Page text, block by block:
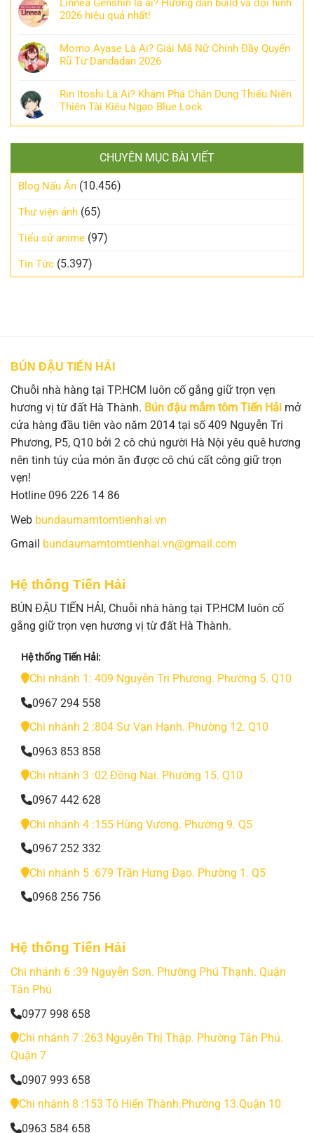
Linnea Genshin là ai? Hướng dẫn build và đội hình
2026 hiệu quả nhất!
Momo Ayase Là Ai? Giải Mã Nữ Chính Đầy Quyến
Rũ Từ Dandadan 2026
Rin Itoshi Là Ai? Khám Phá Chân Dung Thiếu Niên
Thiên Tài Kiêu Ngạo Blue Lock
CHUYÊN MỤC BÀI VIẾT
Blog Nấu Ăn (10.456)
Thư viện ảnh (65)
Tiểu sử anime (97)
Tin Tức (5.397)
BÚN ĐẬU TIẾN HẢI
Chuỗi nhà hàng tại TP.HCM luôn cố gắng giữ trọn vẹn
hương vị từ đất Hà Thành. Bún đậu mắm tôm Tiến Hải mở
cửa hàng đầu tiên vào năm 2014 tại số 409 Nguyễn Tri
Phương, P5, Q10 bởi 2 cô chú người Hà Nội yêu quê hương
nên tinh túy của món ăn được cô chú cất công giữ trọn
vẹn!
Hotline 096 226 14 86
Web bundaumamtomtienhai.vn
Gmail bundaumamtomtienhai.vn@gmail.com
Hệ thống Tiến Hải
BÚN ĐẬU TIẾN HẢI, Chuỗi nhà hàng tại TP.HCM luôn cố
gắng giữ trọn vẹn hương vị từ đất Hà Thành.
Hệ thống Tiến Hải:
Chi nhánh 1: 409 Nguyễn Tri Phương. Phường 5. Q10
0967 294 558
Chi nhánh 2 :804 Sư Vạn Hạnh. Phường 12. Q10
0963 853 858
Chi nhánh 3 :02 Đồng Nai. Phường 15. Q10
0967 442 628
Chi nhánh 4 :155 Hùng Vương. Phường 9. Q5
0967 252 332
Chi nhánh 5 :679 Trần Hưng Đạo. Phường 1. Q5
0968 256 756
Hệ thống Tiến Hải
Chi nhánh 6 :39 Nguyễn Sơn. Phường Phú Thạnh. Quận
Tân Phú
0977 998 658
Chi nhánh 7 :263 Nguyễn Thị Thập. Phường Tân Phú.
Quận 7
0907 993 658
Chi nhánh 8 :153 Tô Hiến Thành.Phường 13.Quận 10
0963 584 658